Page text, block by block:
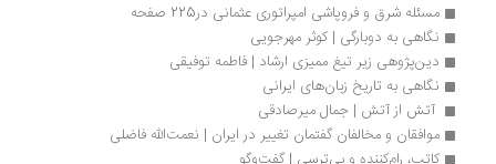
مسئله شرق و فروپاشی امپراتوری عثمانی در225 صفحه
نگاهی به دوبارگی | کوثر مهرجویی
دین‌پژوهی زیر تیغ ممیزی ارشاد | فاطمه توفیقی
نگاهی به تاریخ زبان‌های ایرانی
آتش از آتش | جمال میرصادقی
موافقان و مخالفان گفتمان تغییر در ایران | نعمت‌الله فاضلی